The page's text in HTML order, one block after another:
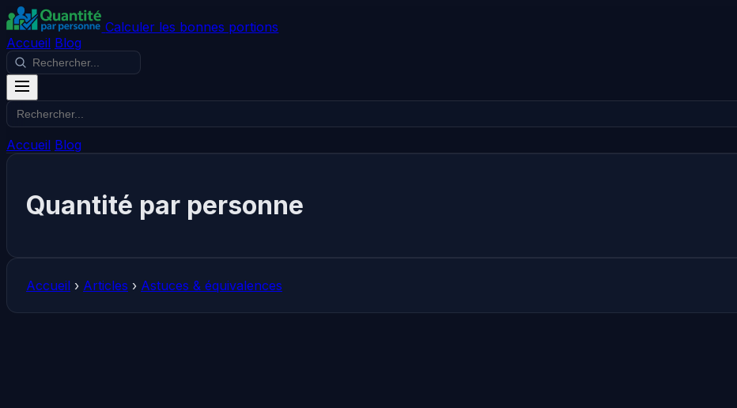
Calculer les bonnes portions
Accueil Blog
Accueil Blog
Quantité par personne
Accueil › Articles › Astuces & équivalences